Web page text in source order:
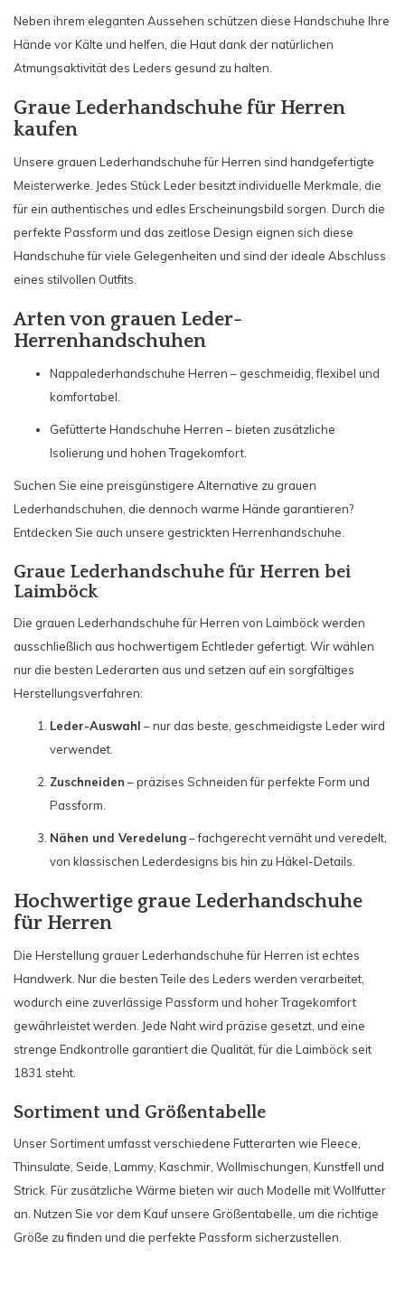
Neben ihrem eleganten Aussehen schützen diese Handschuhe Ihre
Hände vor Kälte und helfen, die Haut dank der natürlichen
Atmungsaktivität des Leders gesund zu halten.
Graue Lederhandschuhe für Herren
kaufen
Unsere grauen Lederhandschuhe für Herren sind handgefertigte
Meisterwerke. Jedes Stück Leder besitzt individuelle Merkmale, die
für ein authentisches und edles Erscheinungsbild sorgen. Durch die
perfekte Passform und das zeitlose Design eignen sich diese
Handschuhe für viele Gelegenheiten und sind der ideale Abschluss
eines stilvollen Outfits.
Arten von grauen Leder-
Herrenhandschuhen
Nappalederhandschuhe Herren – geschmeidig, flexibel und
komfortabel.
Gefütterte Handschuhe Herren – bieten zusätzliche
Isolierung und hohen Tragekomfort.
Suchen Sie eine preisgünstigere Alternative zu grauen
Lederhandschuhen, die dennoch warme Hände garantieren?
Entdecken Sie auch unsere gestrickten Herrenhandschuhe.
Graue Lederhandschuhe für Herren bei
Laimböck
Die grauen Lederhandschuhe für Herren von Laimböck werden
ausschließlich aus hochwertigem Echtleder gefertigt. Wir wählen
nur die besten Lederarten aus und setzen auf ein sorgfältiges
Herstellungsverfahren:
Leder-Auswahl – nur das beste, geschmeidigste Leder wird
verwendet.
Zuschneiden – präzises Schneiden für perfekte Form und
Passform.
Nähen und Veredelung– fachgerecht vernäht und veredelt,
von klassischen Lederdesigns bis hin zu Häkel-Details.
Hochwertige graue Lederhandschuhe
für Herren
Die Herstellung grauer Lederhandschuhe für Herren ist echtes
Handwerk. Nur die besten Teile des Leders werden verarbeitet,
wodurch eine zuverlässige Passform und hoher Tragekomfort
gewährleistet werden. Jede Naht wird präzise gesetzt, und eine
strenge Endkontrolle garantiert die Qualität, für die Laimböck seit
1831 steht.
Sortiment und Größentabelle
Unser Sortiment umfasst verschiedene Futterarten wie Fleece,
Thinsulate, Seide, Lammy, Kaschmir, Wollmischungen, Kunstfell und
Strick. Für zusätzliche Wärme bieten wir auch Modelle mit Wollfutter
an. Nutzen Sie vor dem Kauf unsere Größentabelle, um die richtige
Größe zu finden und die perfekte Passform sicherzustellen.